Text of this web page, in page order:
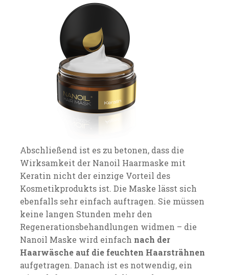
Abschließend ist es zu betonen, dass die
Wirksamkeit der Nanoil Haarmaske mit
Keratin nicht der einzige Vorteil des
Kosmetikprodukts ist. Die Maske lässt sich
ebenfalls sehr einfach auftragen. Sie müssen
keine langen Stunden mehr den
Regenerationsbehandlungen widmen – die
Nanoil Maske wird einfach nach der
Haarwäsche auf die feuchten Haarsträhnen
aufgetragen. Danach ist es notwendig, ein